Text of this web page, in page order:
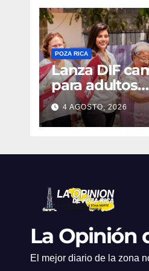
POZA RICA
Lanza DIF
para adultos
mayores
4 AGOSTO, 2026
La Opinión
El mejor diario de la zona